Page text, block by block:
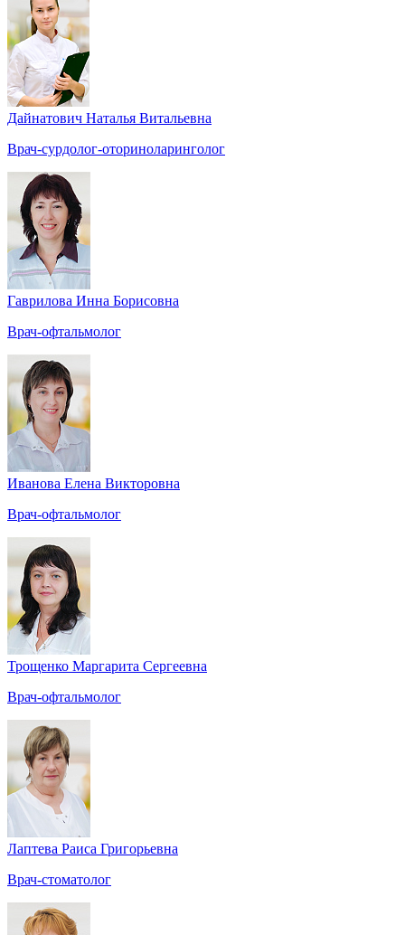
Дайнатович Наталья Витальевна
Врач-сурдолог-оториноларинголог
Гаврилова Инна Борисовна
Врач-офтальмолог
Иванова Елена Викторовна
Врач-офтальмолог
Трощенко Маргарита Сергеевна
Врач-офтальмолог
Лаптева Раиса Григорьевна
Врач-стоматолог